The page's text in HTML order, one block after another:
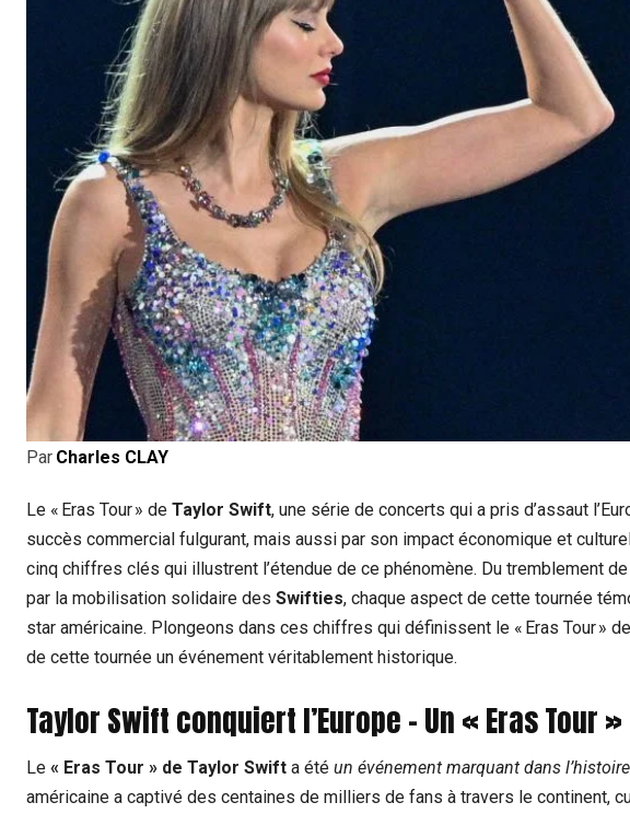
Par Charles CLAY
Le « Eras Tour » de Taylor Swift, une série de concerts qui a pris d’assaut
succès commercial fulgurant, mais aussi par son impact économique et
cinq chiffres clés qui illustrent l’étendue de ce phénomène. Du tremblement
par la mobilisation solidaire des Swifties, chaque aspect de cette tournée
star américaine. Plongeons dans ces chiffres qui définissent le « Eras Tour »
de cette tournée un événement véritablement historique.
Taylor Swift conquiert l’Europe – Un « Eras Tour
Le « Eras Tour » de Taylor Swift a été un événement marquant dans
américaine a captivé des centaines de milliers de fans à travers le continent,